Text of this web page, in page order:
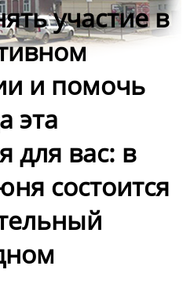
участие в
и помочь
эта
для вас: в
состоится